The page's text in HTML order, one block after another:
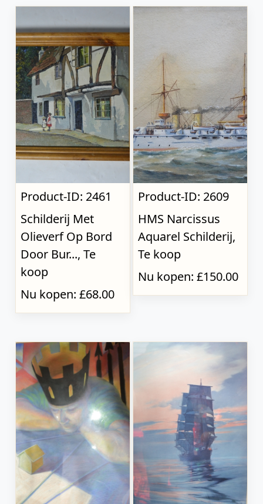
Product-ID: 2461
Schilderij Met
Olieverf Op Bord
Door Bur..., Te
koop
Nu kopen: £68.00
Product-ID: 2609
HMS Narcissus
Aquarel Schilderij,
Te koop
Nu kopen: £150.00